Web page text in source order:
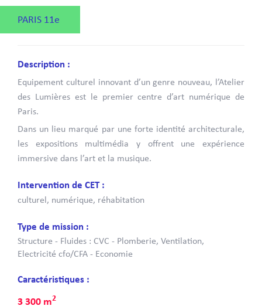
PARIS 11e
Description :
Equipement culturel innovant d’un genre nouveau, l’Atelier
des Lumières est le premier centre d’art numérique de
Paris.
Dans un lieu marqué par une forte identité architecturale,
les expositions multimédia y offrent une expérience
immersive dans l’art et la musique.
Intervention de CET :
culturel, numérique, réhabitation
Type de mission :
Structure - Fluides : CVC - Plomberie, Ventilation,
Electricité cfo/CFA - Economie
Caractéristiques :
3 300 m2